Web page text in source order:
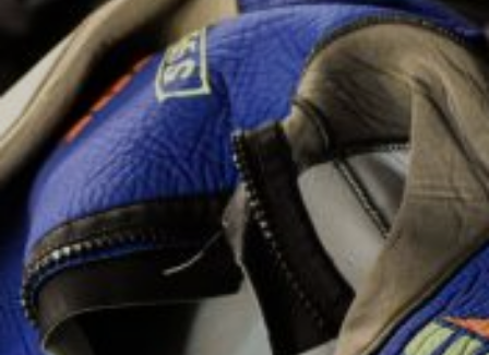
Modificar cookies
Técnicas y funcionales
Siempre activas
Este sitio web utiliza Cookies propias para recopilar
información con la finalidad de mejorar nuestros servicios.
Si continua navegando, supone la aceptación de la
instalación de las mismas. El usuario tiene la posibilidad
de configurar su navegador pudiendo, si así lo desea,
impedir que sean instaladas en su disco duro, aunque
deberá tener en cuenta que dicha acción podrá ocasionar
dificultades de navegación de la página web.
Analíticas y personalización